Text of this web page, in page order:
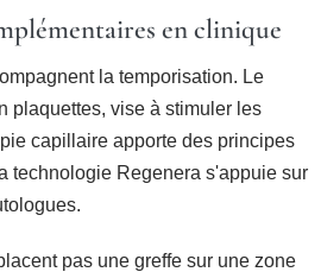
en clinique
la temporisation. Le
plaquettes, vise à stimuler les
capillaire apporte des principes
technologie Regenera s'appuie sur
pas une greffe sur une zone